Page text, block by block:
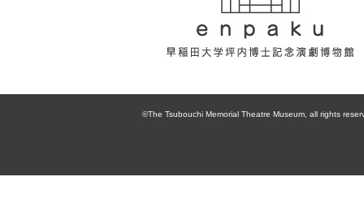
大学坪内博士記
念演劇博物館
©The Tsubouchi Memorial Theatre Museum, all rights